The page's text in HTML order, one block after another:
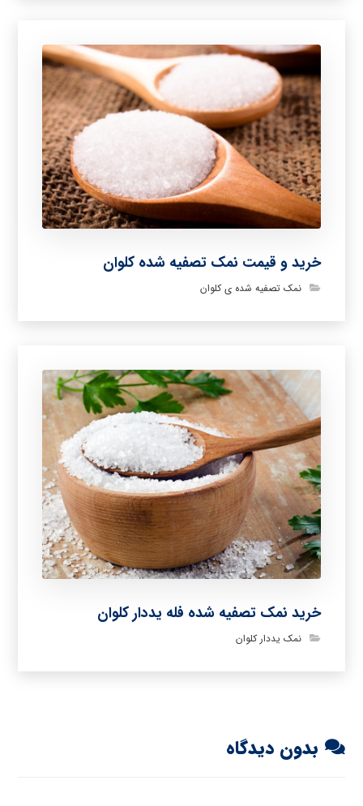
خرید و قیمت نمک تصفیه شده کلوان
نمک تصفیه شده ی کلوان
خرید نمک تصفیه شده فله یددار کلوان
نمک یددار کلوان
بدون دیدگاه